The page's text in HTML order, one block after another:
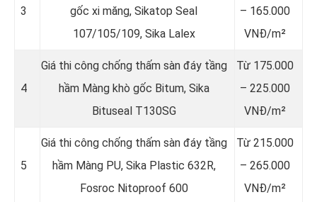
3
gốc xi măng, Sikatop Seal
107/105/109, Sika Lalex
– 165.000
VNĐ/m²
4
Giá thi công chống thấm sàn đáy tầng
hầm Màng khò gốc Bitum, Sika
Bituseal T130SG
Từ 175.000
– 225.000
VNĐ/m²
5
Giá thi công chống thấm sàn đáy tầng
hầm Màng PU, Sika Plastic 632R,
Fosroc Nitoproof 600
Từ 215.000
– 265.000
VNĐ/m²